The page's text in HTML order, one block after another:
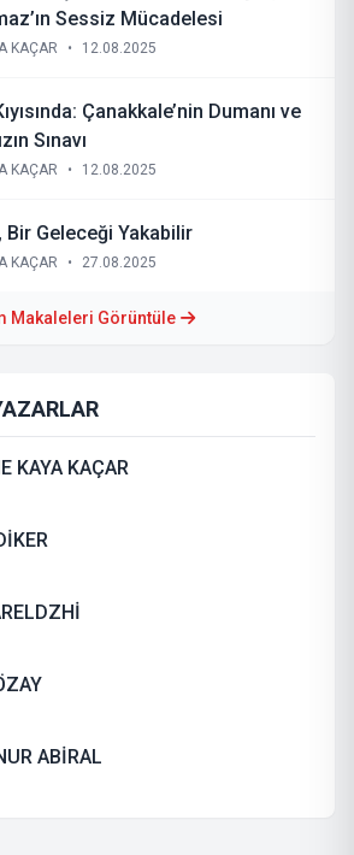
Sessiz Mücadelesi
KAÇAR • 12.08.2025
Çanakkale’nin Dumanı ve
Sınavı
KAÇAR • 12.08.2025
Bir Geleceği Yakabilir
KAÇAR • 27.08.2025
Makaleleri Görüntüle
KAYA KAÇAR
ABİRAL